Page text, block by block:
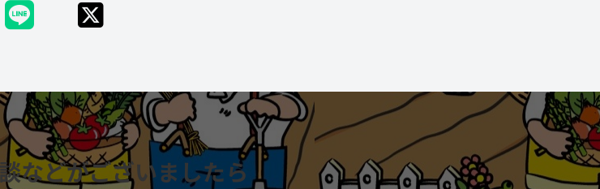
などがございましたら